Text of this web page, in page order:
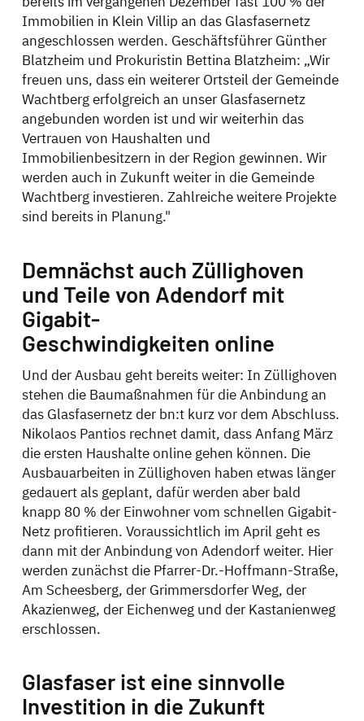
Immobilien in Klein Villip an das Glasfasernetz
angeschlossen werden. Geschäftsführer Günther
Blatzheim und Prokuristin Bettina Blatzheim: „Wir
freuen uns, dass ein weiterer Ortsteil der Gemeinde
Wachtberg erfolgreich an unser Glasfasernetz
angebunden worden ist und wir weiterhin das
Vertrauen von Haushalten und
Immobilienbesitzern in der Region gewinnen. Wir
werden auch in Zukunft weiter in die Gemeinde
Wachtberg investieren. Zahlreiche weitere Projekte
sind bereits in Planung."
Demnächst auch Züllighoven
und Teile von Adendorf mit
Gigabit-
Geschwindigkeiten online
Und der Ausbau geht bereits weiter: In Züllighoven
stehen die Baumaßnahmen für die Anbindung an
das Glasfasernetz der bn:t kurz vor dem Abschluss.
Nikolaos Pantios rechnet damit, dass Anfang März
die ersten Haushalte online gehen können. Die
Ausbauarbeiten in Züllighoven haben etwas länger
gedauert als geplant, dafür werden aber bald
knapp 80 % der Einwohner vom schnellen Gigabit-
Netz profitieren. Voraussichtlich im April geht es
dann mit der Anbindung von Adendorf weiter. Hier
werden zunächst die Pfarrer-Dr.-Hoffmann-Straße,
Am Scheesberg, der Grimmersdorfer Weg, der
Akazienweg, der Eichenweg und der Kastanienweg
erschlossen.
Glasfaser ist eine sinnvolle
Investition in die Zukunft